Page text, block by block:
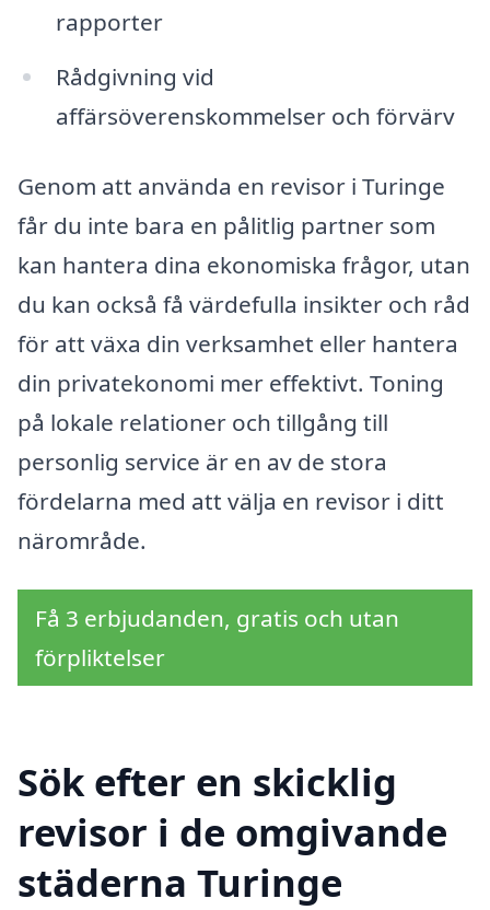
rapporter
Rådgivning vid
affärsöverenskommelser och förvärv
Genom att använda en revisor i Turinge
får du inte bara en pålitlig partner som
kan hantera dina ekonomiska frågor, utan
du kan också få värdefulla insikter och råd
för att växa din verksamhet eller hantera
din privatekonomi mer effektivt. Toning
på lokale relationer och tillgång till
personlig service är en av de stora
fördelarna med att välja en revisor i ditt
närområde.
Få 3 erbjudanden, gratis och utan
förpliktelser
Sök efter en skicklig
revisor i de omgivande
städerna Turinge